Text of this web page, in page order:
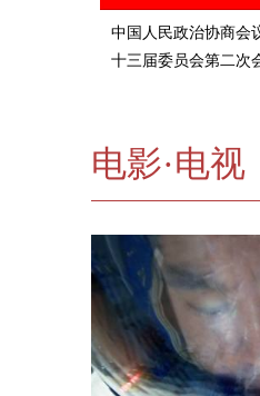
中国人民政治协商会
十三届委员会第二次
电影·电视